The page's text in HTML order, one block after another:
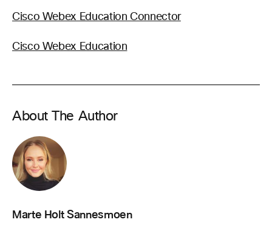
Cisco Webex Education Connector
Cisco Webex Education
About The Author
Marte Holt Sannesmoen